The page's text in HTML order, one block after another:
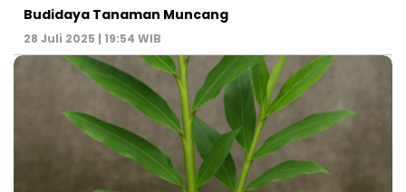
Budidaya Tanaman Muncang
28 Juli 2025 | 19:54 WIB